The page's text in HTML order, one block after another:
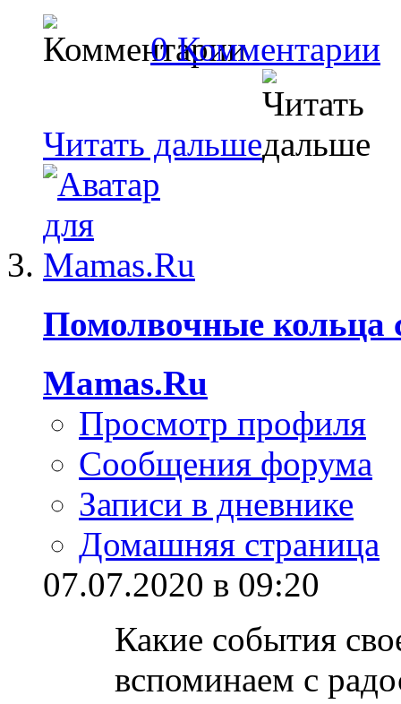
0 Комментарии
Читать дальше
Помолвочные кольца
Mamas.Ru
Просмотр профиля
Сообщения форума
Записи в дневнике
Домашняя страница
07.07.2020 в 09:20
Какие события
вспоминаем с